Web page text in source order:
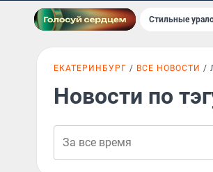
Стильные
ЕКАТЕРИНБУРГ ВСЕ НОВОСТИ
Новости по